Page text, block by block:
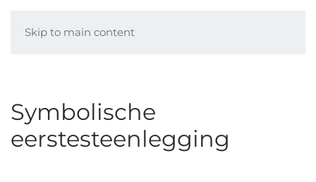
Skip to main content
Symbolische
eerstesteenlegging